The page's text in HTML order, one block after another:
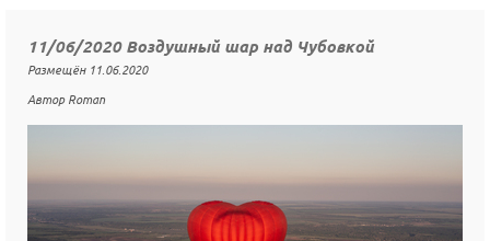
11/06/2020 Воздушный шар над Чубовкой
Размещён 11.06.2020
Автор Roman